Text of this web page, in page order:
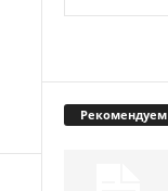
Рекомендуем